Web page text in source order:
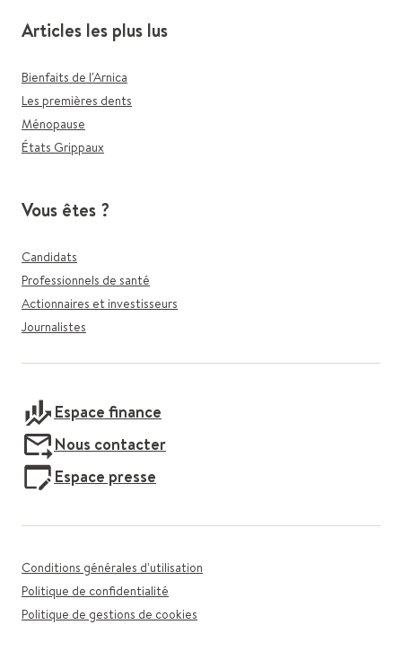
Articles les plus lus
Bienfaits de l'Arnica
Les premières dents
Ménopause
États Grippaux
Vous êtes ?
Candidats
Professionnels de santé
Actionnaires et investisseurs
Journalistes
Espace finance
Nous contacter
Espace presse
Conditions générales d'utilisation
Politique de confidentialité
Politique de gestions de cookies